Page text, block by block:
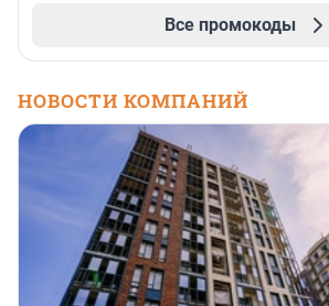
Все промокоды
НОВОСТИ КОМПАНИЙ